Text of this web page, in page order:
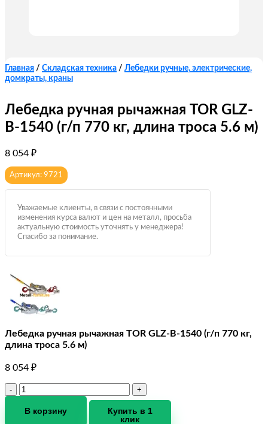
Главная / Складская техника / Лебедки ручные, электрические,
домкраты, краны
Лебедка ручная рычажная TOR GLZ-
B-1540 (г/п 770 кг, длина троса 5.6 м)
8 054 ₽
Артикул: 9721
Уважаемые клиенты, в связи с постоянными
изменения курса валют и цен на металл, просьба
актуальную стоимость уточнять у менеджера!
Спасибо за понимание.
Лебедка ручная рычажная TOR GLZ-B-1540 (г/п 770 кг,
длина троса 5.6 м)
8 054 ₽
Количество
Лебедка
В корзину
Купить в 1
клик